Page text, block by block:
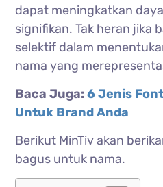
dapat meningkatkan
signifikan. Tak heran jika
selektif dalam
nama yang
Baca Juga: 6 Jenis
Untuk Brand Anda
Berikut MinTiv akan
bagus untuk nama.